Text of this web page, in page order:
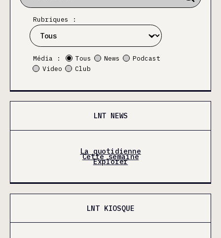
Rubriques :
Média : Tous News
Podcast
Video
Club
LNT NEWS
La quotidienne
Cette semaine
Explorer
LNT KIOSQUE